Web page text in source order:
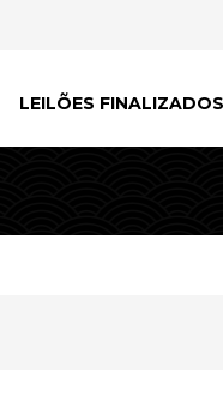
LEILÕES FINALIZADOS